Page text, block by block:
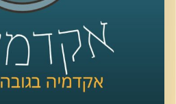
קרדיט תמונות:AudioVersity